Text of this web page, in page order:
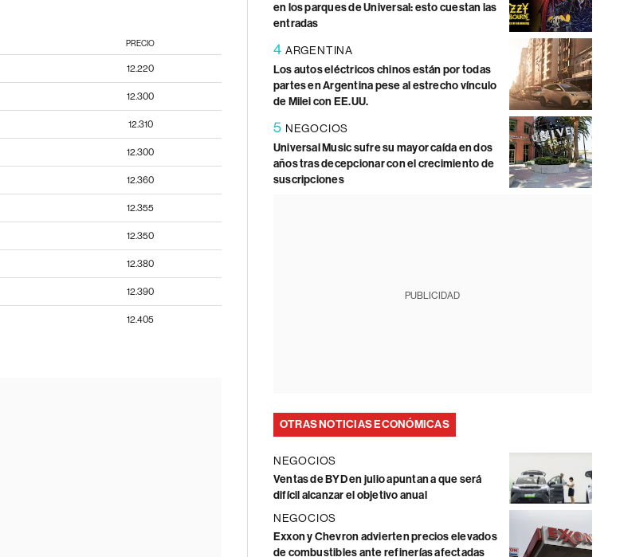
PRECIO
12.220
12.300
12.310
12.300
12.360
12.355
12.350
12.380
12.390
12.405
en los parques de Universal: esto cuestan las
entradas
4 ARGENTINA
Los autos eléctricos chinos están por todas
partes en Argentina pese al estrecho vínculo
de Milei con EE.UU.
5 NEGOCIOS
Universal Music sufre su mayor caída en dos
años tras decepcionar con el crecimiento de
suscripciones
PUBLICIDAD
OTRAS NOTICIAS ECONÓMICAS
NEGOCIOS
Ventas de BYD en julio apuntan a que será
difícil alcanzar el objetivo anual
NEGOCIOS
Exxon y Chevron advierten precios elevados
de combustibles ante refinerías afectadas